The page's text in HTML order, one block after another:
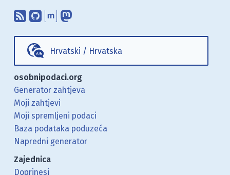
Pretplati se na naš blog koristeći
Pronađi nas na GitHubu.
Raspravljaj s nama putem
Hrvatski / Hrvatska
osobnipodaci.org
Generator zahtjeva
Moji zahtjevi
Moji spremljeni podaci
Baza podataka poduzeća
Napredni generator
Zajednica
Doprinesi